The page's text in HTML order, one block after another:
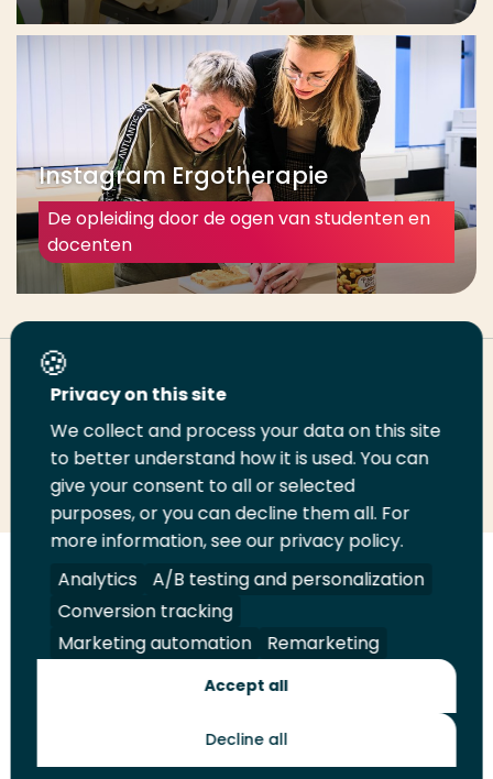
Instagram Ergotherapie
De opleiding door de ogen van studenten en
docenten
Deel deze pagina
Deel
LinkedIn
Deel
op
Twitter
Deel
op
Facebook
Email
deze
pagina
Print
deze
pagina
Volg
ons
op
LinkedIn
Volg
ons
op
Facebook
Volg
ons
op
YouTube
Volg
ons
op
Instagram
Juridisch Security A-Z Index
Contact
Toekomstmakers
Privacy on this site
We collect and process your data on this site
to better understand how it is used. You can
give your consent to all or selected
purposes, or you can decline them all. For
more information, see our privacy policy.
Analytics
A/B testing and personalization
Conversion tracking
Marketing automation
Remarketing
Accept all
Decline all